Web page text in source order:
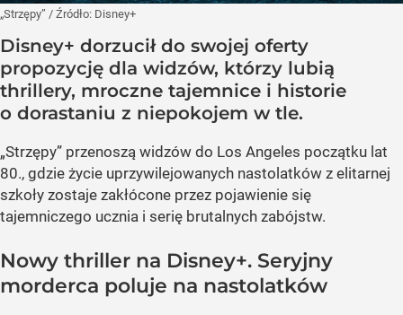
„Strzępy” / Źródło: Disney+
Disney+ dorzucił do swojej oferty
propozycję dla widzów, którzy lubią
thrillery, mroczne tajemnice i historie
o dorastaniu z niepokojem w tle.
„Strzępy” przenoszą widzów do Los Angeles początku lat
80., gdzie życie uprzywilejowanych nastolatków z elitarnej
szkoły zostaje zakłócone przez pojawienie się
tajemniczego ucznia i serię brutalnych zabójstw.
Nowy thriller na Disney+. Seryjny
morderca poluje na nastolatków